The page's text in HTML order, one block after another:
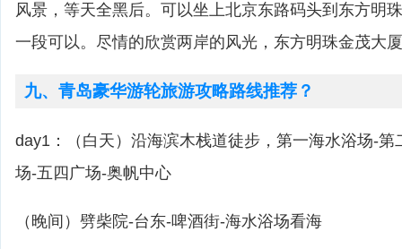
风景，等天全黑后。可以坐上北京东路码头到东方明
一段可以。尽情的欣赏两岸的风光，东方明珠金茂大
九、青岛豪华游轮旅游攻略路线推荐？
day1：（白天）沿海滨木栈道徒步，第一海水浴场-第
场-五四广场-奥帆中心
（晚间）劈柴院-台东-啤酒街-海水浴场看海